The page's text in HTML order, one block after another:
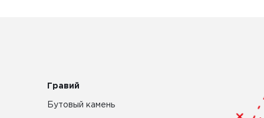
Гравий
Бутовый камень